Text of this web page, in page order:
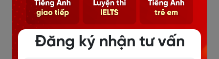
Xem thêm:TỔNG HỢP CÁC MẪU CÂU TIẾNG ANH
GIAO TIẾP CHO BÉ THÔNG DỤNG
Đăng ký nhận tư vấn